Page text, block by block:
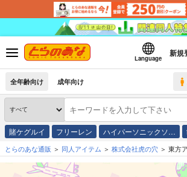
Language
新規
全年齢向け 成年向け
賭ケグルイ フリーレン ハイパーソニックソ…
とらのあな通販 同人アイテム 株式会社虎の穴 東方